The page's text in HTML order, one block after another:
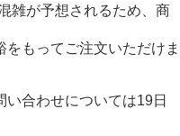
雑が予想されるため、商
もってご注文いただけま
い合わせについては19日